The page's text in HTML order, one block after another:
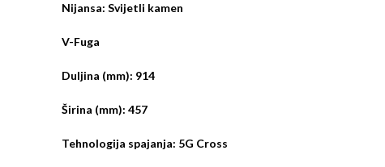
Nijansa: Svijetli kamen
V-Fuga
Duljina (mm): 914
Širina (mm): 457
Tehnologija spajanja: 5G Cross